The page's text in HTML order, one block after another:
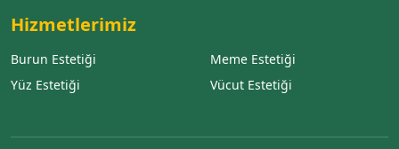
Hizmetlerimiz
Burun Estetiği
Meme Estetiği
Yüz Estetiği
Vücut Estetiği